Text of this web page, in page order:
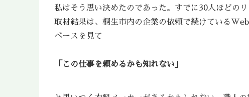
私はそう思い決めたのであった。すでに30人ほどの
取材結果は、桐生市内の企業の依頼で続けている
ベースを見て
「この仕事を頼めるかも知れない」